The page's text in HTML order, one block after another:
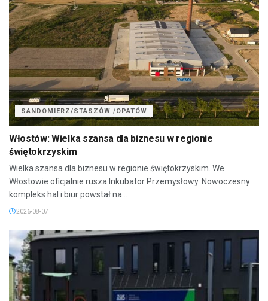
SANDOMIERZ/STASZÓW /OPATÓW
Włostów: Wielka szansa dla biznesu w regionie
świętokrzyskim
Wielka szansa dla biznesu w regionie świętokrzyskim. We
Włostowie oficjalnie rusza Inkubator Przemysłowy. Nowoczesny
kompleks hal i biur powstał na...
2026-08-07